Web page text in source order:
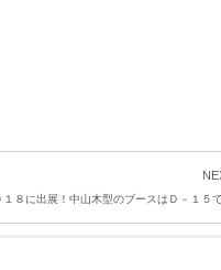
８に出展！中山木型のブースはＤ－１５